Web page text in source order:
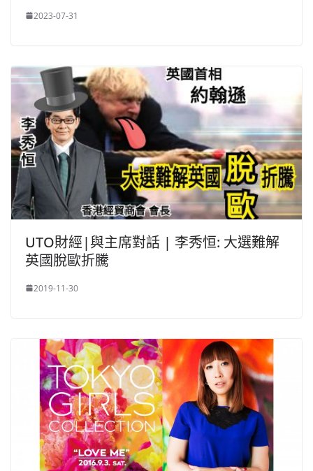
2023-07-31
UTO財經|與主席對話 | 李秀恒: 大選難解
英國脫歐折騰
2019-11-30